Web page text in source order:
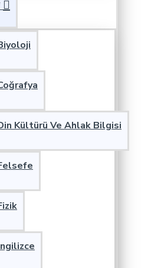
Kültürü Ve Ahlak Bilgisi